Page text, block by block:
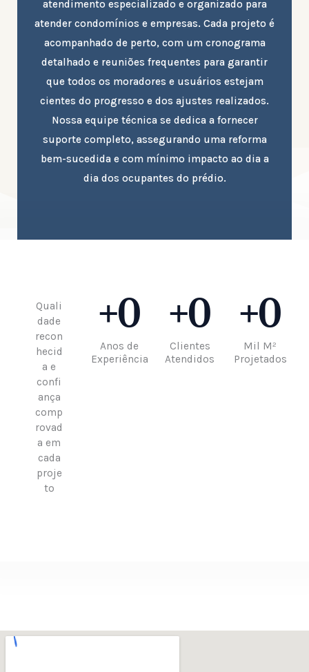
atendimento especializado e organizado para
atender condomínios e empresas. Cada projeto é
acompanhado de perto, com um cronograma
detalhado e reuniões frequentes para garantir
que todos os moradores e usuários estejam
cientes do progresso e dos ajustes realizados.
Nossa equipe técnica se dedica a fornecer
suporte completo, assegurando uma reforma
bem-sucedida e com mínimo impacto ao dia a
dia dos ocupantes do prédio.
Quali
dade
recon
hecid
a e
confi
ança
comp
rovad
a em
cada
proje
to
+0
Anos de
Experiência
+0
Clientes
Atendidos
+0
Mil M²
Projetados